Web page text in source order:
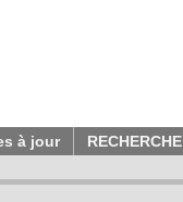
à jour RECHERCHE